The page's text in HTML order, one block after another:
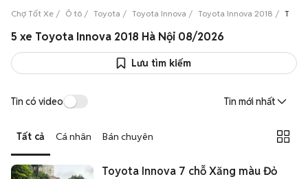
Chợ Tốt Xe Ô tô Toyota Toyota Innova Toyota Innova 2018
5 xe Toyota Innova 2018 Hà Nội 08/2026
Lưu tìm kiếm
Tin có video Tin mới nhất
Tất cả Cá nhân Bán chuyên
Toyota Innova 7 chỗ Xăng màu Đỏ